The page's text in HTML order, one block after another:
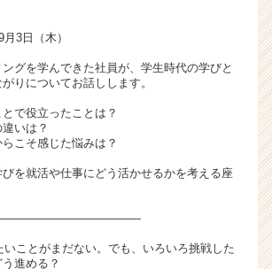
3日（木）
グを学んできた社員が、学生時代の学びと
りについてお話しします。
で役立ったことは？
いは？
こそ感じた悩みは？
を就活や仕事にどう活かせるかを考える座
ことがまだない。でも、いろいろ挑戦した
進める？